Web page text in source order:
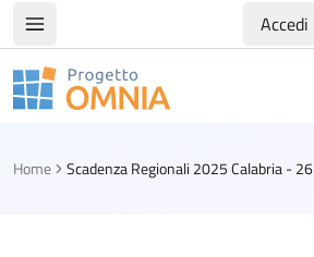
Apri/chiudi menù di navigazioneAccedi
Progetto Omnia
Home Scadenza Regionali 2025 Calabria - 26